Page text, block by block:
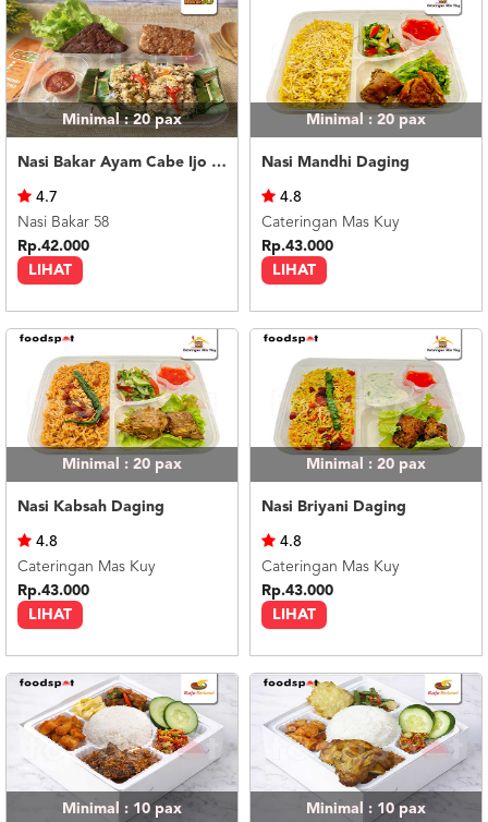
Minimal : 20pax
Nasi Bakar Ayam Cabe Ijo + Tahu Tempe
LIHAT
4.7
Nasi Bakar 58
Rp.42.000
Minimal : 20pax
Nasi Mandhi Daging
LIHAT
4.8
Cateringan Mas Kuy
Rp.43.000
Minimal : 20 pax
Nasi Kabsah Daging
LIHAT
4.8
Cateringan Mas Kuy
Rp.43.000
Minimal : 20 pax
Nasi Briyani Daging
LIHAT
4.8
Cateringan Mas Kuy
Rp.43.000
Minimal : 10 pax Minimal : 10pax